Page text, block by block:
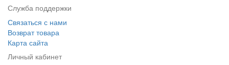
Служба поддержки
Связаться с нами
Возврат товара
Карта сайта
Личный кабинет